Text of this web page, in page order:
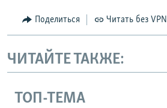
Поделиться Читать без VPN
ЧИТАЙТЕ ТАКЖЕ:
ТОП-ТЕМА